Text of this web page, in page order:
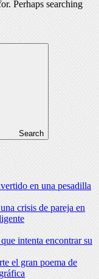
Perhaps searching
Search
en una pesadilla
crisis de pareja en
intenta encontrar su
el gran poema de